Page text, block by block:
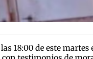
18:00 de este